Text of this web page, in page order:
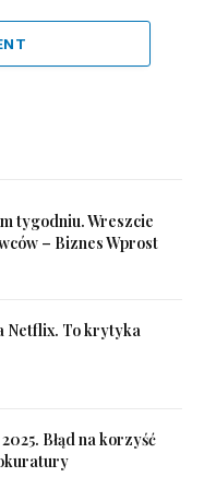
tygodniu. Wreszcie
– Biznes Wprost
Netflix. To krytyka
Błąd na korzyść